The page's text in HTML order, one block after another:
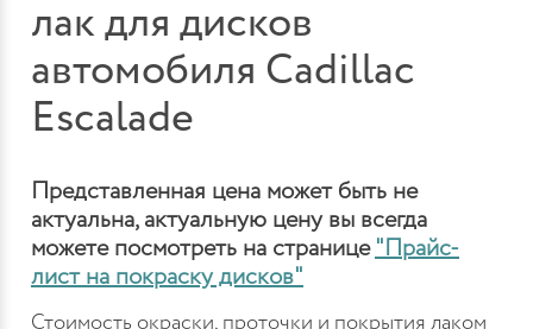
лак для дисков
автомобиля Cadillac
Escalade
Представленная цена может быть не
актуальна, актуальную цену вы всегда
можете посмотреть на странице "Прайс-
лист на покраску дисков"
Стоимость окраски, проточки и покрытия лаком